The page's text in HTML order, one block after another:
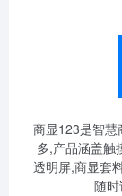
商显123是智慧
多,产品涵盖触
透明屏,商显套
随时